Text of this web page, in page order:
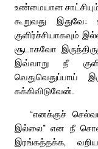
உண்மையான
கூறுவது
குளிர்ச்சியாகவும்
சூடாகவோ
இவ்வாறு நீ
வெதுவெதுப்பாய்
கக்கிவிடுவேன்.
“எனக்குச்
இல்லை” என நீ
இரங்கத்தக்க,